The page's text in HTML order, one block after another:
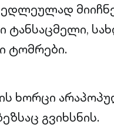
ტომრები.
ხორცი
გვიხსნის.